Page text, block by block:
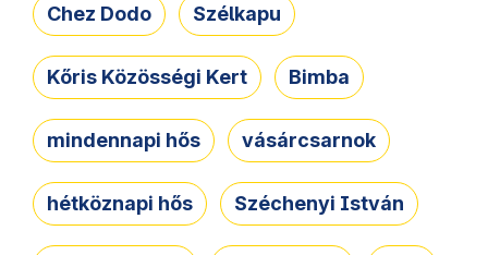
Chez Dodo Szélkapu
Kőris Közösségi Kert Bimba
mindennapi hős vásárcsarnok
hétköznapi hős Széchenyi István